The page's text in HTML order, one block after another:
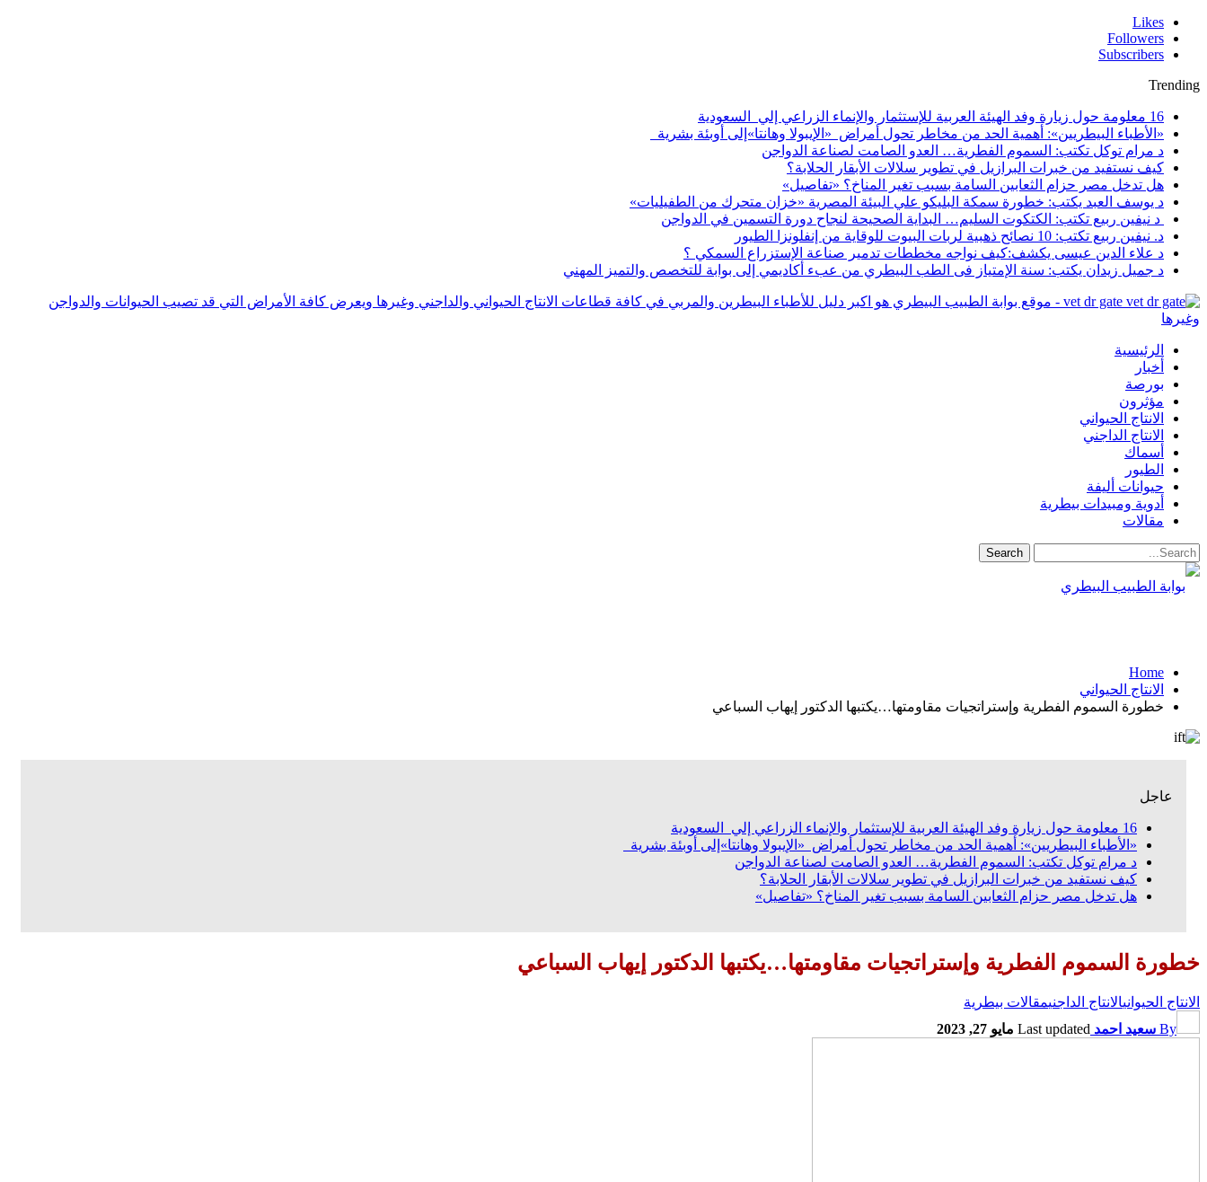
Likes
Followers
Subscribers
Trending
16 معلومة حول زيارة وفد الهيئة العربية للإستثمار والإنماء الزراعي إلي السعودية
«الأطباء البيطريين»: أهمية الحد من مخاطر تحول أمراض «الإيبولا وهانتا»إلى أوبئة بشرية
د مرام توكل تكتب: السموم الفطرية… العدو الصامت لصناعة الدواجن
كيف نستفيد من خبرات البرازيل في تطوير سلالات الأبقار الحلابة؟
هل تدخل مصر حزام الثعابين السامة بسبب تغير المناخ؟ «تفاصيل»
د يوسف العبد يكتب: خطورة سمكة البليكو علي البيئة المصرية «خزان متحرك من الطفيليات»
د نيفين ربيع تكتب: الكتكوت السليم… البداية الصحيحة لنجاح دورة التسمين في الدواجن
د. نيفين ربيع تكتب: 10 نصائح ذهبية لربات البيوت للوقاية من إنفلونزا الطيور
د علاء الدين عيسى يكشف:كيف نواجه مخططات تدمير صناعة الإستزراع السمكي ؟
د جميل زيدان يكتب: سنة الإمتياز فى الطب البيطري من عبء أكاديمي إلى بوابة للتخصص والتميز المهني
vet dr gate - موقع بوابة الطبيب البيطري هو اكبر دليل للأطباء البيطرين والمربي في كافة قطاعات الانتاج الحيواني والداجني وغيرها ويعرض كافة الأمراض التي قد تصيب الحيوانات والدواجن
وغيرها
الرئيسية
أخبار
بورصة
مؤثرون
الانتاج الحيواني
الانتاج الداجني
أسماك
الطيور
حيوانات أليفة
أدوية ومبيدات بيطرية
مقالات
Home
الانتاج الحيواني
خطورة السموم الفطرية وإستراتجيات مقاومتها…يكتبها الدكتور إيهاب السباعي
عاجل
16 معلومة حول زيارة وفد الهيئة العربية للإستثمار والإنماء الزراعي إلي السعودية
«الأطباء البيطريين»: أهمية الحد من مخاطر تحول أمراض «الإيبولا وهانتا»إلى أوبئة بشرية
د مرام توكل تكتب: السموم الفطرية… العدو الصامت لصناعة الدواجن
كيف نستفيد من خبرات البرازيل في تطوير سلالات الأبقار الحلابة؟
هل تدخل مصر حزام الثعابين السامة بسبب تغير المناخ؟ «تفاصيل»
خطورة السموم الفطرية وإستراتجيات مقاومتها…يكتبها الدكتور إيهاب السباعي
الانتاج الحيوانيالانتاج الداجنيمقالات بيطرية
By سعيد احمد Last updated مايو 27, 2023